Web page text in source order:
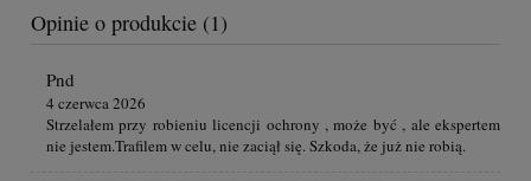
Opinie o produkcie (1)
Pnd
4 czerwca 2026
Strzelałem przy robieniu licencji ochrony , może być , ale ekspertem
nie jestem.Trafilem w celu, nie zaciął się. Szkoda, że już nie robią.